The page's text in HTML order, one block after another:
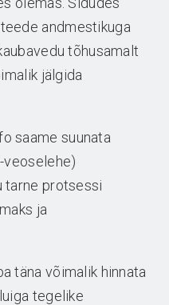
andmestikuga
tõhusamalt
jälgida
saame suunata
veoselehe)
tarne protsessi
ja
täna võimalik hinnata
tegelike